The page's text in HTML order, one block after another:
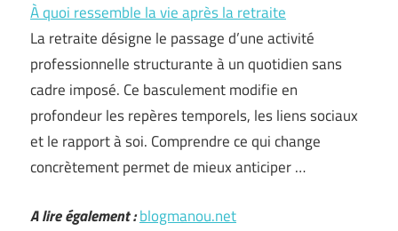
À quoi ressemble la vie après la retraite
La retraite désigne le passage d’une activité
professionnelle structurante à un quotidien sans
cadre imposé. Ce basculement modifie en
profondeur les repères temporels, les liens sociaux
et le rapport à soi. Comprendre ce qui change
concrètement permet de mieux anticiper …
A lire également :blogmanou.net